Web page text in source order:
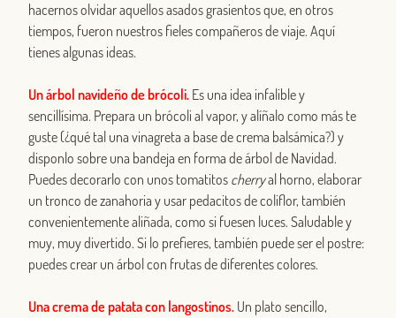
hacernos olvidar aquellos asados grasientos que, en otros
tiempos, fueron nuestros fieles compañeros de viaje. Aquí
tienes algunas ideas.
Un árbol navideño de brócoli. Es una idea infalible y
sencillísima. Prepara un brócoli al vapor, y alíñalo como más te
guste (¿qué tal una vinagreta a base de crema balsámica?) y
disponlo sobre una bandeja en forma de árbol de Navidad.
Puedes decorarlo con unos tomatitos cherryal horno, elaborar
un tronco de zanahoria y usar pedacitos de coliflor, también
convenientemente aliñada, como si fuesen luces. Saludable y
muy, muy divertido. Si lo prefieres, también puede ser el postre:
puedes crear un árbol con frutas de diferentes colores.
Una crema de patata con langostinos. Un plato sencillo,